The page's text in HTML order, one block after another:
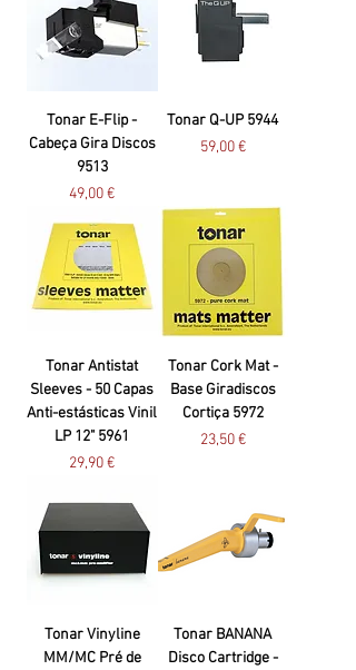
Tonar E-Flip -
Cabeça Gira Discos
9513
Preço
49,00 €
Tonar Q-UP 5944
Preço
59,00 €
Tonar Antistat
Sleeves - 50 Capas
Anti-estásticas Vinil
LP 12" 5961
Preço
29,90 €
Tonar Cork Mat -
Base Giradiscos
Cortiça 5972
Preço
23,50 €
Tonar Vinyline
MM/MC Pré de
Tonar BANANA
Disco Cartridge -